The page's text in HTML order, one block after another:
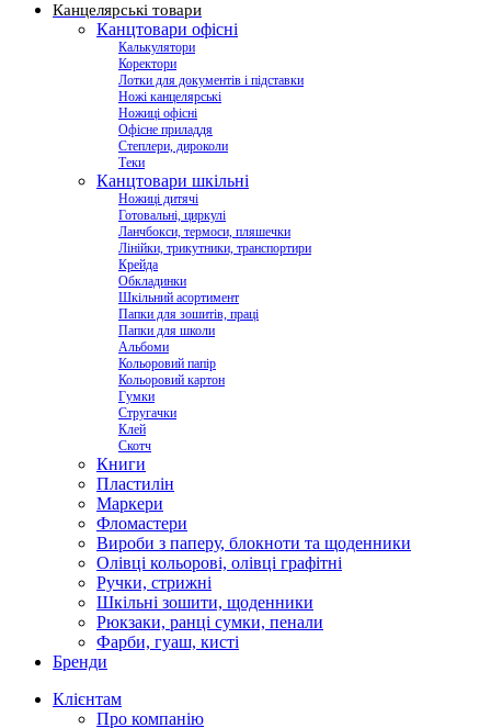
Канцелярські товари
Канцтовари офісні
Калькулятори
Коректори
Лотки для документів і підставки
Ножі канцелярські
Ножиці офісні
Офісне приладдя
Степлери, дироколи
Теки
Канцтовари шкільні
Ножиці дитячі
Готовальні, циркулі
Ланчбокси, термоси, пляшечки
Лінійки, трикутники, транспортири
Крейда
Обкладинки
Шкільний асортимент
Папки для зошитів, праці
Папки для школи
Альбоми
Кольоровий папір
Кольоровий картон
Гумки
Стругачки
Клей
Скотч
Книги
Пластилін
Маркери
Фломастери
Вироби з паперу, блокноти та щоденники
Олівці кольорові, олівці графітні
Ручки, стрижні
Шкільні зошити, щоденники
Рюкзаки, ранці сумки, пенали
Фарби, гуаш, кисті
Бренди
Клієнтам
Про компанію